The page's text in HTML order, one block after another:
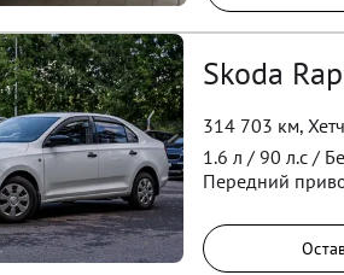
Skoda
314 703 км,
1.6 л / 90 л.с /
Передний